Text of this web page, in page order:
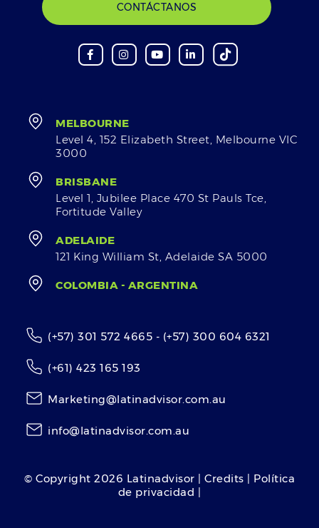
(+57) 301 572 4665 - (+57) 300 604 6321
(+61) 423 165 193
Marketing@latinadvisor.com.au
info@latinadvisor.com.au
CONTÁCTANOS
MELBOURNE
Level 4, 152 Elizabeth Street, Melbourne VIC
3000
BRISBANE
Level 1, Jubilee Place 470 St Pauls Tce,
Fortitude Valley
ADELAIDE
121 King William St, Adelaide SA 5000
COLOMBIA - ARGENTINA
© Copyright 2026 Latinadvisor | Credits | Política
de privacidad |